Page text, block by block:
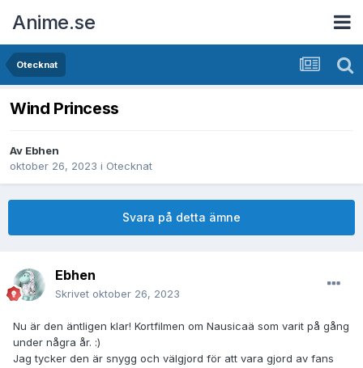
Anime.se
Otecknat
Wind Princess
Av Ebhen
oktober 26, 2023 i Otecknat
Svara på detta ämne
Ebhen
Skrivet oktober 26, 2023
Nu är den äntligen klar! Kortfilmen om Nausicaä som varit på gång
under några år. :)
Jag tycker den är snygg och välgjord för att vara gjord av fans